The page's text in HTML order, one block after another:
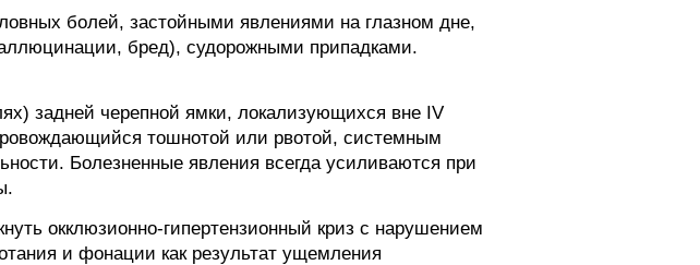
болей, застойными явлениями на глазном дне,
бред), судорожными припадками.
задней черепной ямки, локализующихся вне IV
тошнотой или рвотой, системным
Болезненные явления всегда усиливаются при
окклюзионно-гипертензионный криз с нарушением
и фонации как результат ущемления